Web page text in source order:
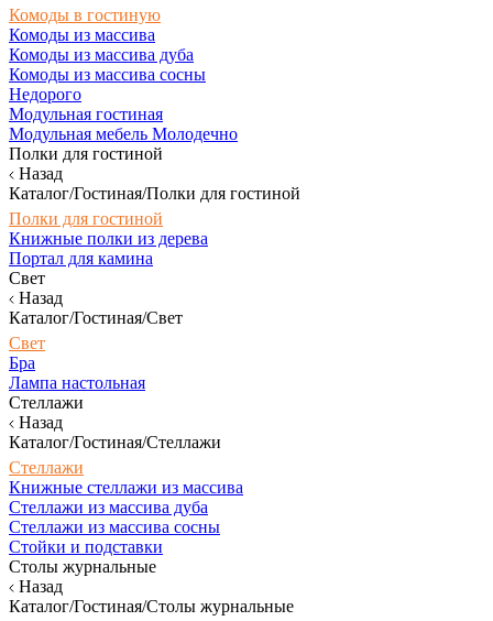
Комоды в гостиную
Комоды из массива
Комоды из массива дуба
Комоды из массива сосны
Недорого
Модульная гостиная
Модульная мебель Молодечно
Полки для гостиной
Назад
Каталог/Гостиная/Полки для гостиной
Полки для гостиной
Книжные полки из дерева
Портал для камина
Свет
Назад
Каталог/Гостиная/Свет
Свет
Бра
Лампа настольная
Стеллажи
Назад
Каталог/Гостиная/Стеллажи
Стеллажи
Книжные стеллажи из массива
Стеллажи из массива дуба
Стеллажи из массива сосны
Стойки и подставки
Столы журнальные
Назад
Каталог/Гостиная/Столы журнальные